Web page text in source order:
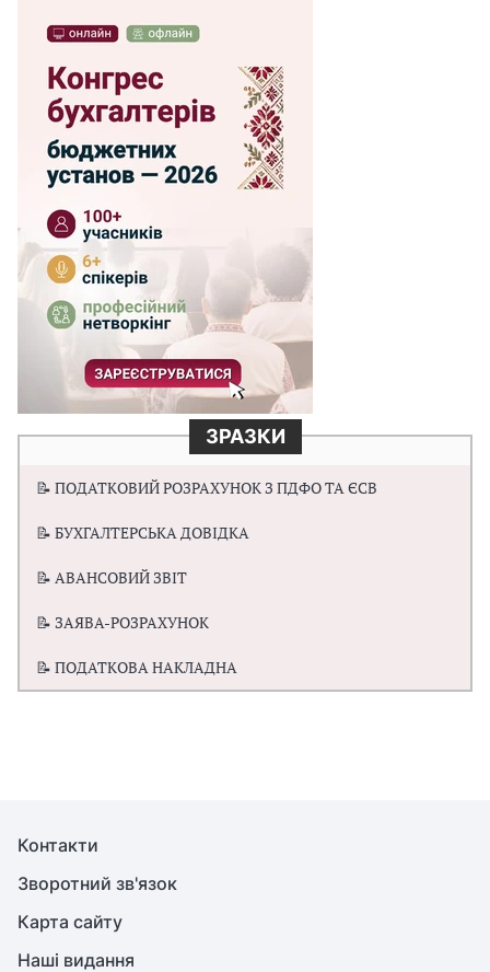
ЗРАЗКИ
📝 ПОДАТКОВИЙ РОЗРАХУНОК З ПДФО ТА ЄСВ
📝 БУХГАЛТЕРСЬКА ДОВІДКА
📝 АВАНСОВИЙ ЗВІТ
📝 ЗАЯВА-РОЗРАХУНОК
📝 ПОДАТКОВА НАКЛАДНА
Контакти
Зворотний зв'язок
Карта сайту
Наші видання